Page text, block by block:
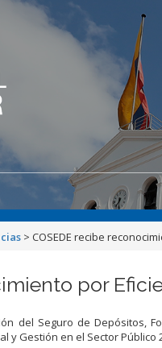
>COSEDE recibe
por
del Seguro de Depósitos,
y Gestión en el Sector Público